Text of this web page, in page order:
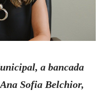
a bancada
Sofia Belchior,